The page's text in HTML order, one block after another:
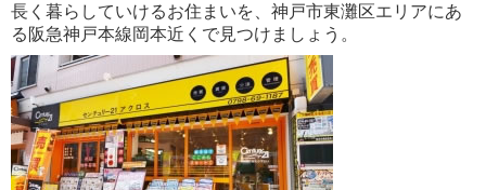
長く暮らしていけるお住まいを、神戸市東灘区エリアにあ
る阪急神戸本線岡本近くで見つけましょう。